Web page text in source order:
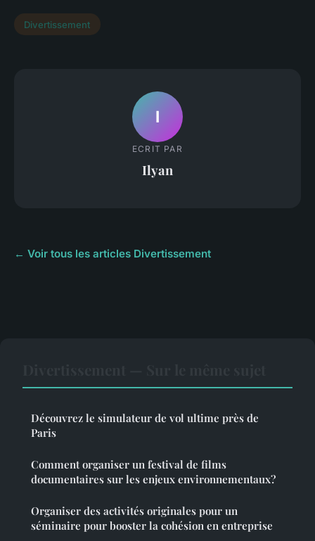
Divertissement
I
ECRIT PAR
Ilyan
← Voir tous les articles Divertissement
Découvrez le simulateur de vol ultime près de
Paris
Comment organiser un festival de films
documentaires sur les enjeux environnementaux?
Organiser des activités originales pour un
séminaire pour booster la cohésion en entreprise